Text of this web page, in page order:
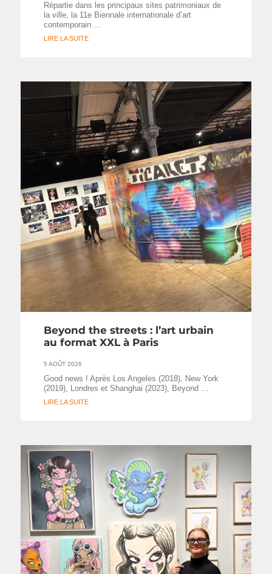
Répartie dans les principaux sites patrimoniaux de
la ville, la 11e Biennale internationale d’art
contemporain …
LIRE LA SUITE
Beyond the streets : l’art urbain
au format XXL à Paris
5 AOÛT 2026
Good news ! Après Los Angeles (2018), New York
(2019), Londres et Shanghai (2023), Beyond …
LIRE LA SUITE